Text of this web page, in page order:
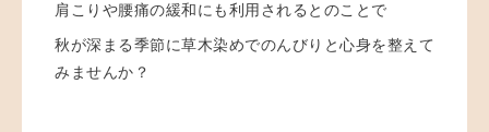
肩こりや腰痛の緩和にも利用されるとのことで
秋が深まる季節に草木染めでのんびりと心身を整えて
みませんか？